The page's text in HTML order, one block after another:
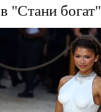
в "Стани богат"